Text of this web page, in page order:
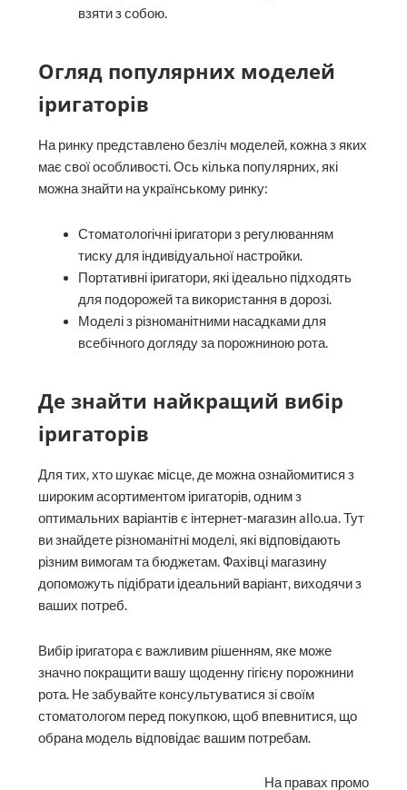
взяти з собою.
Огляд популярних моделей
іригаторів
На ринку представлено безліч моделей, кожна з яких
має свої особливості. Ось кілька популярних, які
можна знайти на українському ринку:
Стоматологічні іригатори з регулюванням
тиску для індивідуальної настройки.
Портативні іригатори, які ідеально підходять
для подорожей та використання в дорозі.
Моделі з різноманітними насадками для
всебічного догляду за порожниною рота.
Де знайти найкращий вибір
іригаторів
Для тих, хто шукає місце, де можна ознайомитися з
широким асортиментом іригаторів, одним з
оптимальних варіантів є інтернет-магазин allo.ua. Тут
ви знайдете різноманітні моделі, які відповідають
різним вимогам та бюджетам. Фахівці магазину
допоможуть підібрати ідеальний варіант, виходячи з
ваших потреб.
Вибір іригатора є важливим рішенням, яке може
значно покращити вашу щоденну гігієну порожнини
рота. Не забувайте консультуватися зі своїм
стоматологом перед покупкою, щоб впевнитися, що
обрана модель відповідає вашим потребам.
На правах промо